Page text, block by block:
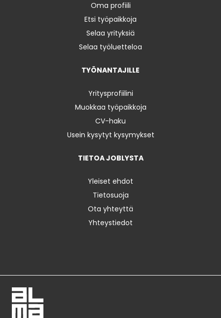
Oma profiili
Etsi työpaikkoja
Selaa yrityksiä
Selaa työluetteloa
TYÖNANTAJILLE
Yritysprofiilini
Muokkaa työpaikkoja
CV-haku
Usein kysytyt kysymykset
TIETOA JOBLYSTA
Yleiset ehdot
Tietosuoja
Ota yhteyttä
Yhteystiedot